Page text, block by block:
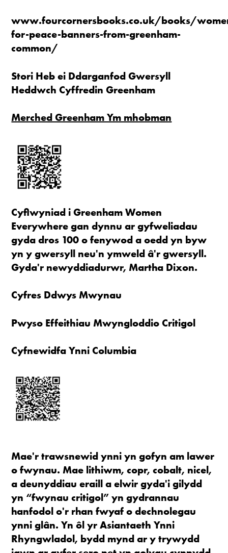
www.fourcornersbooks.co.uk/books/
for-peace-banners-from-greenham-
common/
Stori Heb ei Ddarganfod Gwersyll
Heddwch Cyffredin Greenham
Merched Greenham Ym mhobman
Cyflwyniad i Greenham Women
Everywhere gan dynnu ar gyfweliadau
gyda dros 100 o fenywod a oedd yn byw
yn y gwersyll neu'n ymweld â'r gwersyll.
Gyda'r newyddiadurwr, Martha Dixon.
Cyfres Ddwys Mwynau
Pwyso Effeithiau Mwyngloddio Critigol
Cyfnewidfa Ynni Columbia
Mae'r trawsnewid ynni yn gofyn am lawer
o fwynau. Mae lithiwm, copr, cobalt, nicel,
a deunyddiau eraill a elwir gyda'i gilydd
yn “fwynau critigol” yn gydrannau
hanfodol o'r rhan fwyaf o dechnolegau
ynni glân. Yn ôl yr Asiantaeth Ynni
Rhyngwladol, bydd mynd ar y trywydd